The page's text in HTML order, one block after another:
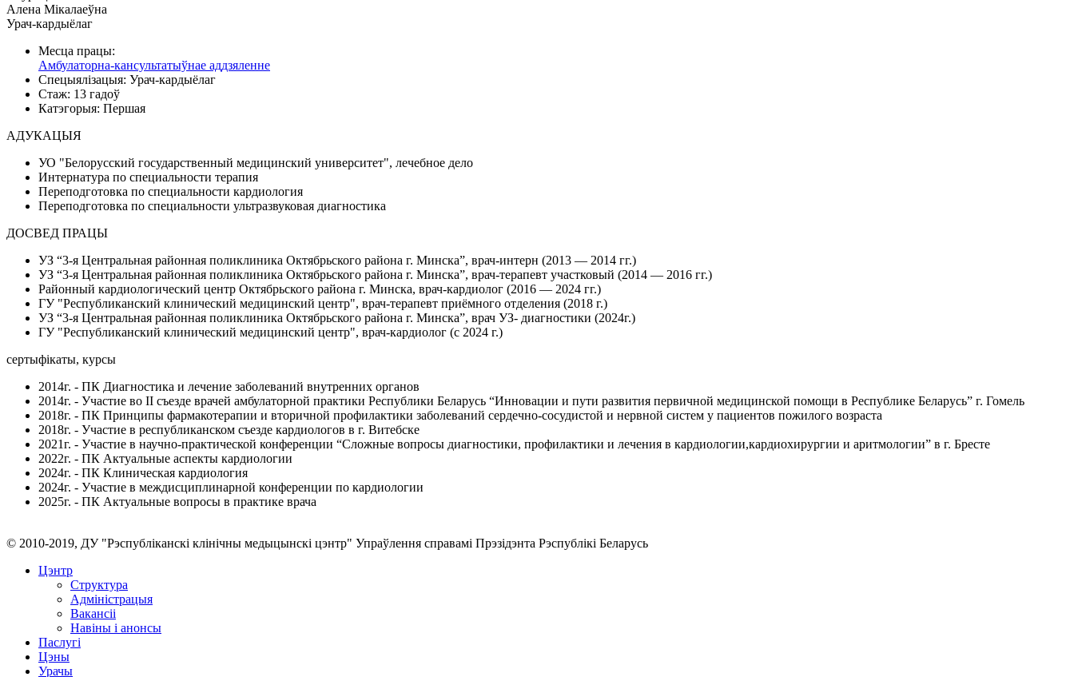
Алена Мікалаеўна
Урач-кардыёлаг
Месца працы:
Амбулаторна-кансультатыўнае аддзяленне
Спецыялізацыя: Урач-кардыёлаг
Стаж: 13 гадоў
Катэгорыя: Першая
АДУКАЦЫЯ
УО "Белорусский государственный медицинский университет", лечебное дело
Интернатура по специальности терапия
Переподготовка по специальности кардиология
Переподготовка по специальности ультразвуковая диагностика
ДОСВЕД ПРАЦЫ
УЗ “3-я Центральная районная поликлиника Октябрьского района г. Минска”, врач-интерн (2013 — 2014 гг.)
УЗ “3-я Центральная районная поликлиника Октябрьского района г. Минска”, врач-терапевт участковый (2014 — 2016 гг.)
Районный кардиологический центр Октябрьского района г. Минска, врач-кардиолог (2016 — 2024 гг.)
ГУ "Республиканский клинический медицинский центр", врач-терапевт приёмного отделения (2018 г.)
УЗ “3-я Центральная районная поликлиника Октябрьского района г. Минска”, врач УЗ- диагностики (2024г.)
ГУ "Республиканский клинический медицинский центр", врач-кардиолог (с 2024 г.)
сертыфікаты, курсы
2014г. - ПК Диагностика и лечение заболеваний внутренних органов
2014г. - Участие во II съезде врачей амбулаторной практики Республики Беларусь “Инновации и пути развития первичной медицинской помощи в Республике Беларусь” г. Гомель
2018г. - ПК Принципы фармакотерапии и вторичной профилактики заболеваний сердечно-сосудистой и нервной систем у пациентов пожилого возраста
2018г. - Участие в республиканском съезде кардиологов в г. Витебске
2021г. - Участие в научно-практической конференции “Сложные вопросы диагностики, профилактики и лечения в кардиологии,кардиохирургии и аритмологии” в г. Бресте
2022г. - ПК Актуальные аспекты кардиологии
2024г. - ПК Клиническая кардиология
2024г. - Участие в междисциплинарной конференции по кардиологии
2025г. - ПК Актуальные вопросы в практике врача
© 2010-2019, ДУ "Рэспубліканскі клінічны медыцынскі цэнтр" Упраўлення справамі Прэзідэнта Рэспублікі Беларусь
Цэнтр
Структура
Адміністрацыя
Вакансіі
Навіны і анонсы
Паслугi
Цэны
Урачы